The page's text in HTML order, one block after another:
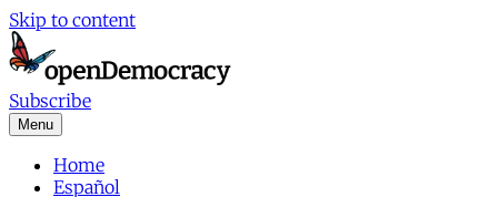
Skip to content
Subscribe
Menu
Home
Español